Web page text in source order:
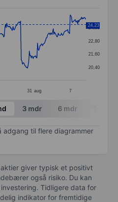
points.
categories.
displaying values. Data
31 aug 7
20,40
21,60
22,80
24,00
24,23
3 mdr 6 mdr
adgang til flere diagrammer
giver typisk et positivt
også risiko. Du kan
Tidligere data for
indikator for fremtidige